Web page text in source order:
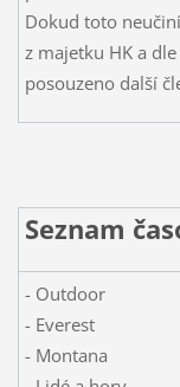
Dokud toto
z majetku HK a
posouzeno další
Seznam
- Outdoor
- Everest
- Montana